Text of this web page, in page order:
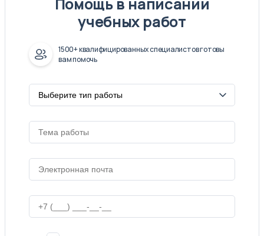
учебных работ
1500+ квалифицированных специалистов готовы
вам помочь